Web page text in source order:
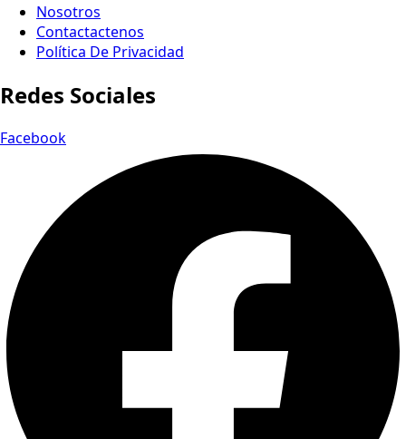
Nosotros
Contactactenos
Política De Privacidad
Redes Sociales
Facebook